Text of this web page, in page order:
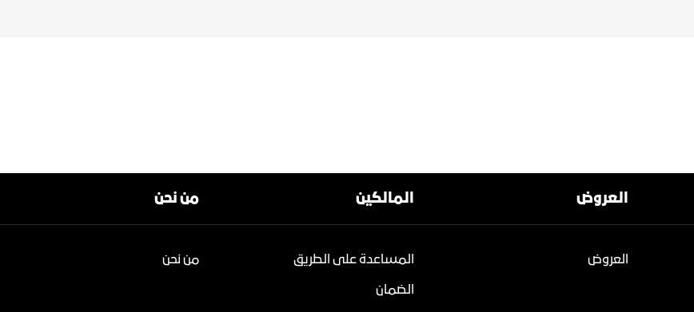
العروض
العروض
المالكين
المساعدة على الطريق
الضمان
من نحن
من نحن